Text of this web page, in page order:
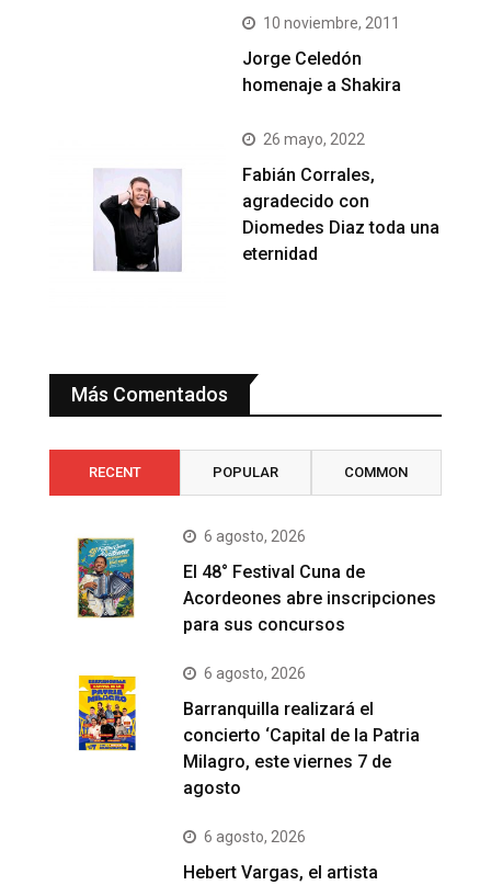
10 noviembre, 2011
Jorge Celedón
homenaje a Shakira
26 mayo, 2022
Fabián Corrales,
agradecido con
Diomedes Diaz toda una
eternidad
Más Comentados
RECENT POPULAR COMMON
6 agosto, 2026
El 48° Festival Cuna de
Acordeones abre inscripciones
para sus concursos
6 agosto, 2026
Barranquilla realizará el
concierto ‘Capital de la Patria
Milagro, este viernes 7 de
agosto
6 agosto, 2026
Hebert Vargas, el artista